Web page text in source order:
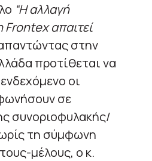
“Η αλλαγή
Frontex απαιτεί
στην
προτίθεται να
οι
σε
συνοριοφυλακής/
τη σύμφωνη
μέλους, ο κ.